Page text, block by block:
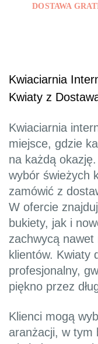
DOSTAWA
Kwiaciarnia
Kwiaty z
Kwiaciarnia
miejsce, gdzie
na każdą
wybór świeżych
zamówić z
W ofercie
bukiety, jak i
zachwycą nawet
klientów. Kwiaty
profesjonalny,
piękno przez
Klienci mogą
aranżacji, w tym